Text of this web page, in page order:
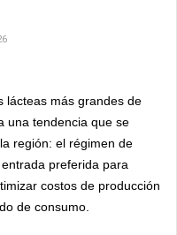
lácteas más grandes de
una tendencia que se
región: el régimen de
preferida para
costos de producción
de consumo.